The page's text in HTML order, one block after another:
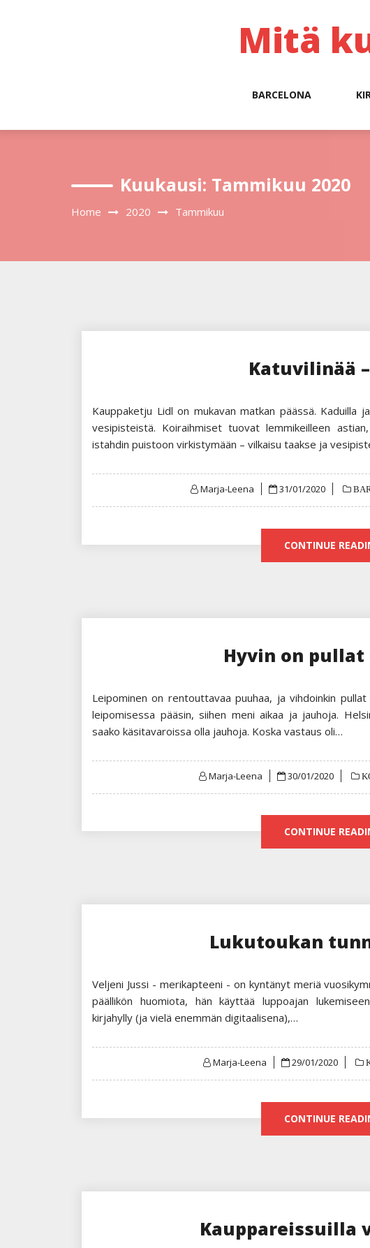
Mitä
BARCELONA
Kuukausi: Tammikuu 2020
Home 2020 Tammikuu
Katuvilinää
Kauppaketju Lidl on mukavan matkan päässä. Kaduilla
vesipisteistä. Koiraihmiset tuovat lemmikeilleen
istahdin puistoon virkistymään – vilkaisu taakse ja
Marja-Leena
Posted
31/01/2020
CONTINUE
Hyvin on pullat
Leipominen on rentouttavaa puuhaa, ja vihdoinkin
leipomisessa pääsin, siihen meni aikaa ja jauhoja.
saako käsitavaroissa olla jauhoja. Koska vastaus oli…
Marja-Leena
Posted
30/01/2020
CONTINUE
Lukutoukan
Veljeni Jussi - merikapteeni - on kyntänyt meriä
päällikön huomiota, hän käyttää luppoajan
kirjahylly (ja vielä enemmän digitaalisena),…
Marja-Leena
Posted
29/01/2020
CONTINUE
Kauppareissuilla